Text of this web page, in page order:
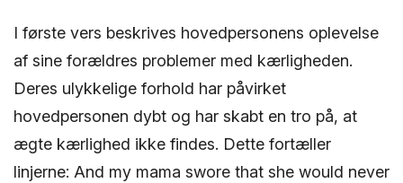
I første vers beskrives hovedpersonens oplevelse
af sine forældres problemer med kærligheden.
Deres ulykkelige forhold har påvirket
hovedpersonen dybt og har skabt en tro på, at
ægte kærlighed ikke findes. Dette fortæller
linjerne: And my mama swore that she would never